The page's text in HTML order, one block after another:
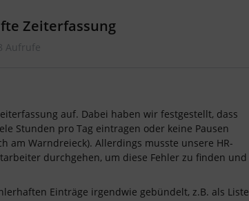
Zeiterfassung
Aufrufe
auf. Dabei haben wir festgestellt, dass
Stunden pro Tag eintragen oder keine Pausen
am Warndreieck). Allerdings musste unsere HR-
durchgehen, um diese Fehler zu finden und
Einträge irgendwie gebündelt, z.B. als Liste